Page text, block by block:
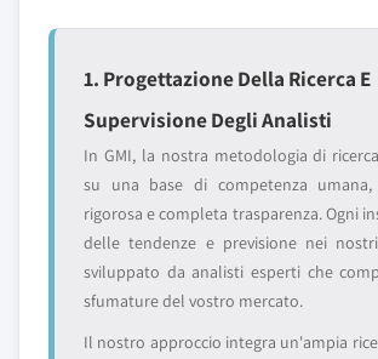
1. Progettazione Della Ricerca E
Supervisione Degli Analisti
In GMI, la nostra metodologia di
su una base di competenza umana,
rigorosa e completa trasparenza. Ogni
delle tendenze e previsione nei
sviluppato da analisti esperti che
sfumature del vostro mercato.
Il nostro approccio integra un'ampia